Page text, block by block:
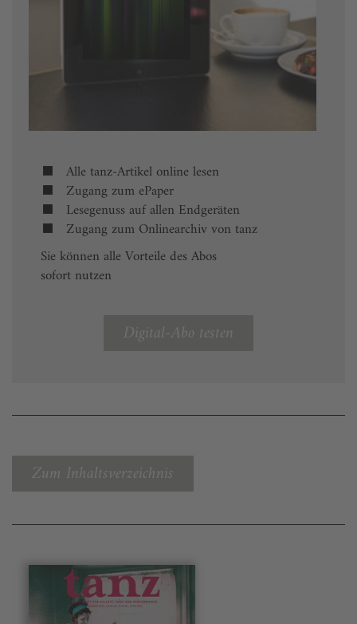
Alle tanz-Artikel online lesen
Zugang zum ePaper
Lesegenuss auf allen Endgeräten
Zugang zum Onlinearchiv von tanz
Sie können alle Vorteile des Abos
sofort nutzen
Digital-Abo testen
Zum Inhaltsverzeichnis